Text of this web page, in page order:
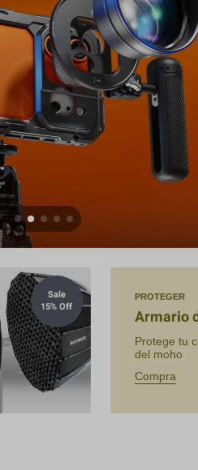
Sale
15% Off
PROTEGER
Armario
Protege tu
del moho
Compra